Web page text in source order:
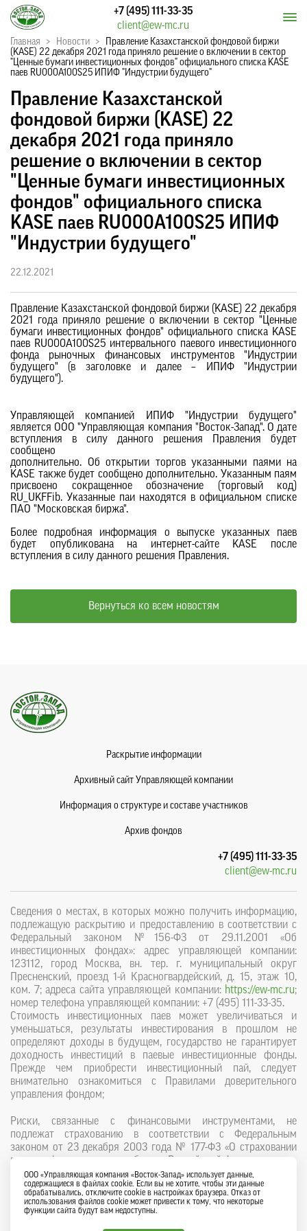
+7 (495) 111-33-35
client@ew-mc.ru
Главная > Новости >
Правление Казахстанской фондовой биржи
(KASE) 22 декабря 2021 года приняло решение о включении в сектор
"Ценные бумаги инвестиционных фондов" официального списка KASE
паев RU000A100S25 ИПИФ "Индустрии будущего"
Правление Казахстанской
фондовой биржи (KASE) 22
декабря 2021 года приняло
решение о включении в сектор
"Ценные бумаги инвестиционных
фондов" официального списка
KASE паев RU000A100S25 ИПИФ
"Индустрии будущего"
22.12.2021
Правление Казахстанской фондовой биржи (KASE) 22 декабря
2021 года приняло решение о включении в сектор "Ценные
бумаги инвестиционных фондов" официального списка KASE
паев RU000A100S25 интервального паевого инвестиционного
фонда рыночных финансовых инструментов "Индустрии
будущего" (в заголовке и далее – ИПИФ "Индустрии
будущего").
Управляющей компанией ИПИФ "Индустрии будущего"
является ООО "Управляющая компания "Восток-Запад". О дате
вступления в силу данного решения Правления будет
сообщено
дополнительно. Об открытии торгов указанными паями на
KASE также будет сообщено дополнительно. Указанным паям
присвоено сокращенное обозначение (торговый код)
RU_UKFFib. Указанные паи находятся в официальном списке
ПАО "Московская биржа".
Более подробная информация о выпуске указанных паев
будет опубликована на интернет-сайте KASE после
вступления в силу данного решения Правления.
Вернуться ко всем новостям
Раскрытие информации
Архивный сайт Управляющей компании
Информация о структуре и составе участников
Архив фондов
+7 (495) 111-33-35
client@ew-mc.ru
Сведения о местах, в которых можно получить информацию,
подлежащую раскрытию и предоставлению в соответствии с
Федеральный законом №156-ФЗ от 29.11.2001 «Об
инвестиционных фондах»: адрес управляющей компании:
123112, город Москва, вн. тер. г. муниципальный округ
Пресненский, проезд 1-й Красногвардейский, д. 15, этаж 10,
ком. 7; адреса сайта управляющей компании: https://ew-mc.ru;
номер телефона управляющей компании: +7 (495) 111-33-35.
Стоимость инвестиционных паев может увеличиваться и
уменьшаться, результаты инвестирования в прошлом не
определяют доходы в будущем, государство не гарантирует
доходность инвестиций в паевые инвестиционные фонды.
Прежде чем приобрести инвестиционный пай, следует
внимательно ознакомиться с Правилами доверительного
управления фондом;
Риски, связанные с финансовыми инструментами, не
подлежат страхованию в соответствии с Федеральным
законом от 23 декабря 2003 года № 177-ФЗ «О страховании
вкладов физических лиц в банках Российской Федерации».
Важная информация
ООО «Управляющая компания «Восток-Запад» использует данные,
содержащиеся в файлах cookie. Если вы не хотите, чтобы эти данные
обрабатывались, отключите cookie в настройках браузера. Отказ от
использования файлов cookie может привести к тому, что некоторые
функции cайта будут вам недоступны.